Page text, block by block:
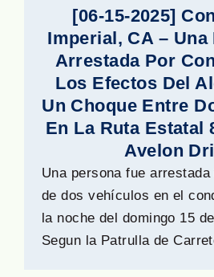
[06-15-2025]
Imperial, CA – Una
Arrestada Por
Los Efectos Del
Un Choque Entre
En La Ruta Estatal
Avelon
Una persona fue
de dos vehículos en el
la noche del domingo 15
Segun la Patrulla de